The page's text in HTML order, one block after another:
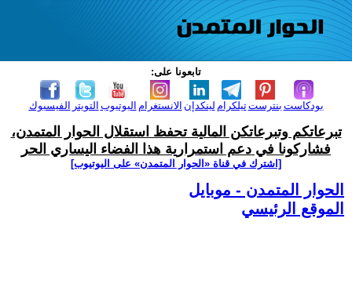
تابعونا على:
الفيسبوك التويتر اليوتيوب الانستغرام لينكدإن تيلكرامبنترست بودكاست
تبرعاتكم وتبرعاتكن المالية تحفظ استقلال الحوار المتمدن،
فشاركونا في دعم استمرارية هذا الفضاء اليساري الحر
[اشترك في قناة ‫«الحوار المتمدن» على اليوتيوب]
الحوار المتمدن - موبايل
الموقع الرئيسي